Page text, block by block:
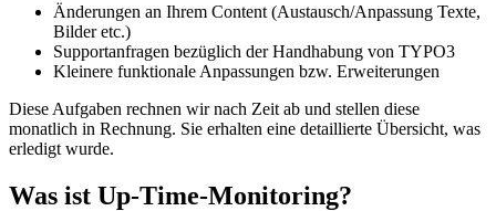
Änderungen an Ihrem Content (Austausch/Anpassung Texte,
Bilder etc.)
Supportanfragen bezüglich der Handhabung von TYPO3
Kleinere funktionale Anpassungen bzw. Erweiterungen
Diese Aufgaben rechnen wir nach Zeit ab und stellen diese
monatlich in Rechnung. Sie erhalten eine detaillierte Übersicht, was
erledigt wurde.
Was ist Up-Time-Monitoring?